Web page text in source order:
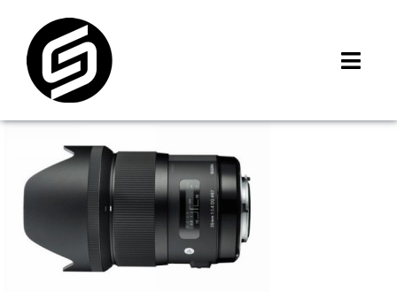
content
門市據點
iMCheck APP
iPhone 回收價
線上商城